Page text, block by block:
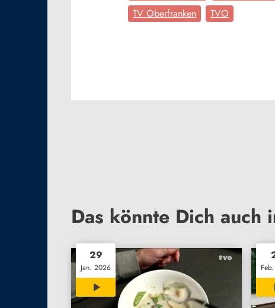
TV Oberfranken
TVO
Das könnte Dich auch
29
Jan. 2026